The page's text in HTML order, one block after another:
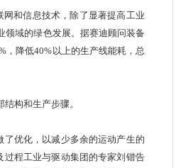
和信息技术，除了显著提高工业
领域的绿色发展。据赛迪顾问装备
，降低40%以上的生产线能耗，总
部结构和生产步骤。
优化，以减少多余的运动产生的
程工业与驱动集团的专家刘锴告